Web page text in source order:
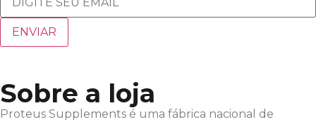
Sobre a loja
Proteus Supplements é uma fábrica nacional de